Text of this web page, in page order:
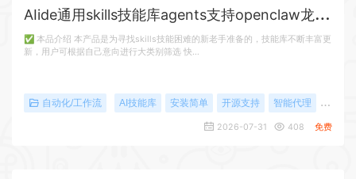
A
Iide通用skills技能库agents支持openclaw龙虾Hermes主流工具安装简单
✅ 本品介绍 本产品是为寻找skills技能困难的新老手准备的，技能库不断丰富更
新，用户可根据自己意向进行大类别筛选 快…
自动化/工作流 AI技能库 安装简单 开源支持 智能代理 通用工
2026-07-31 408 免费